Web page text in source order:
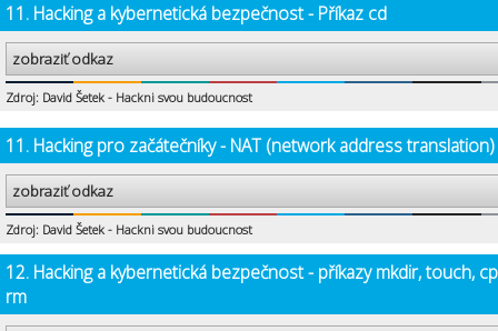
11. Hacking a kybernetická bezpečnost - Příkaz cd
zobraziť odkaz
Zdroj: David Šetek - Hackni svou budoucnost
11. Hacking pro začátečníky - NAT (network address translation)
zobraziť odkaz
Zdroj: David Šetek - Hackni svou budoucnost
12. Hacking a kybernetická bezpečnost - příkazy mkdir, touch,
rm